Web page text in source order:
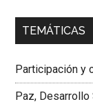
00:00
Dra. Carolina
Colombiana
TEMÁTICAS
Participación y
Paz,